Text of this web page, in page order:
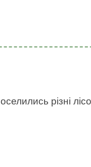
різні